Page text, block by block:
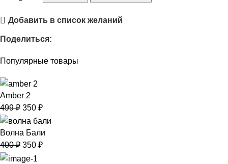
Добавить в список желаний
Поделиться:
Популярные товары
Amber 2
499₽ 350 ₽
Волна Бали
400₽ 350 ₽